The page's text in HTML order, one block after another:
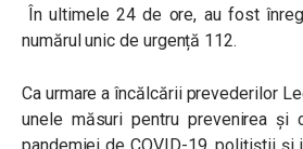
În ultimele 24 de ore, au fost
numărul unic de urgență 112.
Ca urmare a încălcării prevederilor
unele măsuri pentru prevenirea și